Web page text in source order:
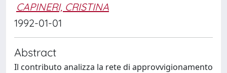
CAPINERI, CRISTINA
1992-01-01
Abstract
Il contributo analizza la rete di approvvigionamento